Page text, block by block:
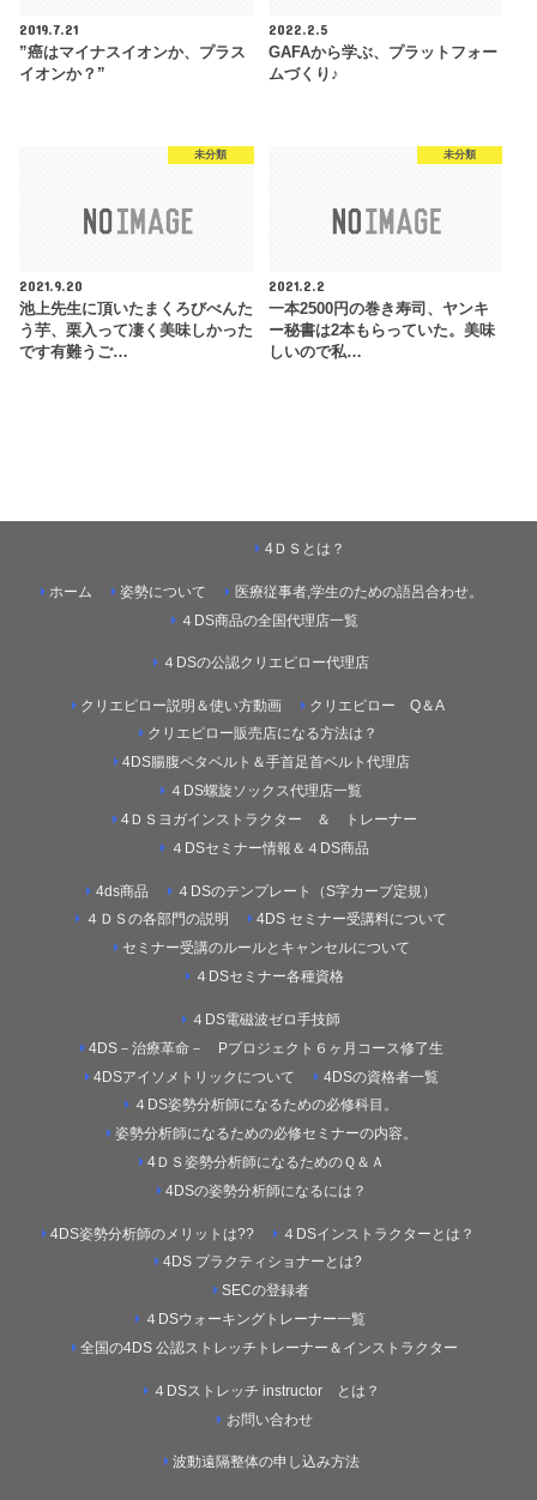
2019.7.21
”癌はマイナスイオンか、プラス
イオンか？”
2022.2.5
GAFAから学ぶ、プラットフォー
ムづくり♪
未分類
2021.9.20
池上先生に頂いたまくろびべんた
う芋、栗入って凄く美味しかった
です有難うご…
未分類
2021.2.2
一本2500円の巻き寿司、ヤンキ
ー秘書は2本もらっていた。美味
しいので私…
ホーム
4ＤＳとは？
姿勢について
医療従事者,学生のための語呂合わせ。
４DS商品の全国代理店一覧
４DSの公認クリエピロー代理店
クリエピロー説明＆使い方動画
クリエピロー Q＆A
クリエピロー販売店になる方法は？
4DS腸腹ペタベルト＆手首足首ベルト代理店
４DS螺旋ソックス代理店一覧
4ＤＳヨガインストラクター ＆ トレーナー
４DSセミナー情報＆４DS商品
4ds商品
４DSのテンプレート（S字カーブ定規）
４ＤＳの各部門の説明
4DS セミナー受講料について
セミナー受講のルールとキャンセルについて
４DSセミナー各種資格
４DS電磁波ゼロ手技師
4DS－治療革命－ Pプロジェクト６ヶ月コース修了生
4DSアイソメトリックについて
4DSの資格者一覧
４DS姿勢分析師になるための必修科目。
姿勢分析師になるための必修セミナーの内容。
4ＤＳ姿勢分析師になるためのＱ＆Ａ
4DSの姿勢分析師になるには？
4DS姿勢分析師のメリットは??
４DSインストラクターとは？
4DS プラクティショナーとは?
SECの登録者
４DSウォーキングトレーナー一覧
全国の4DS 公認ストレッチトレーナー＆インストラクター
４DSストレッチ instructor とは？
お問い合わせ
波動遠隔整体の申し込み方法